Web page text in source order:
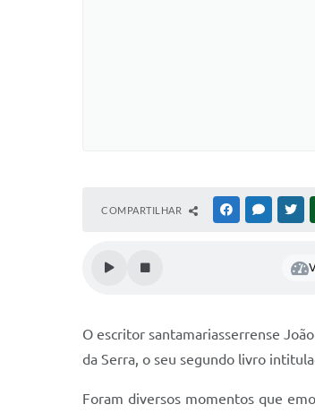
COMPARTILHAR FACEBOOK
O escritor santamariasserrense
da Serra, o seu segundo livro
Foram diversos momentos que